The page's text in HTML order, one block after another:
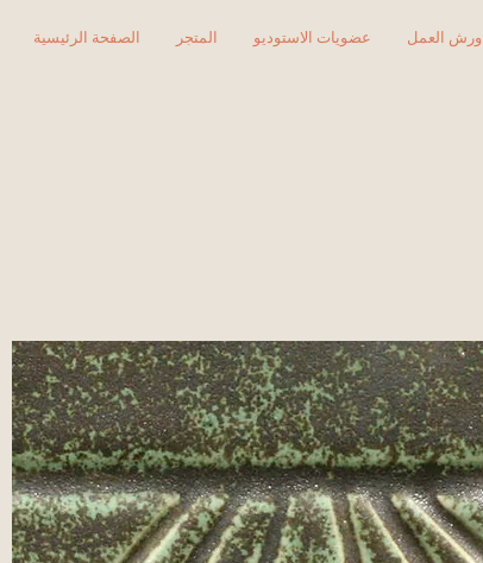
الصفحة الرئيسية المتجر عضويات الاستوديو ورش العمل